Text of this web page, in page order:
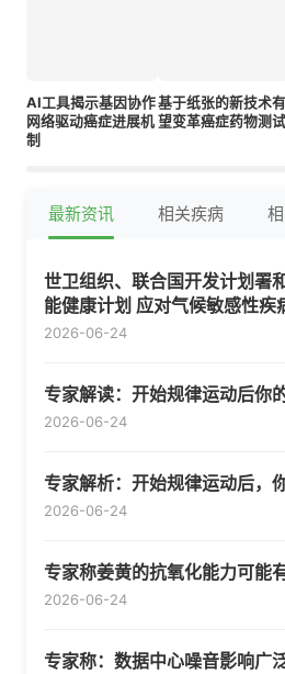
AI工具揭示基因协作
网络驱动癌症进展机
制
基于纸张的新技术有
望变革癌症药物测试
最新资讯 相关疾病
世卫组织、联合国开发计划署
能健康计划 应对气候敏感性疾
2026-06-24
专家解读：开始规律运动后你
2026-06-24
专家解析：开始规律运动后，
2026-06-24
专家称姜黄的抗氧化能力可能
2026-06-24
专家称：数据中心噪音影响广